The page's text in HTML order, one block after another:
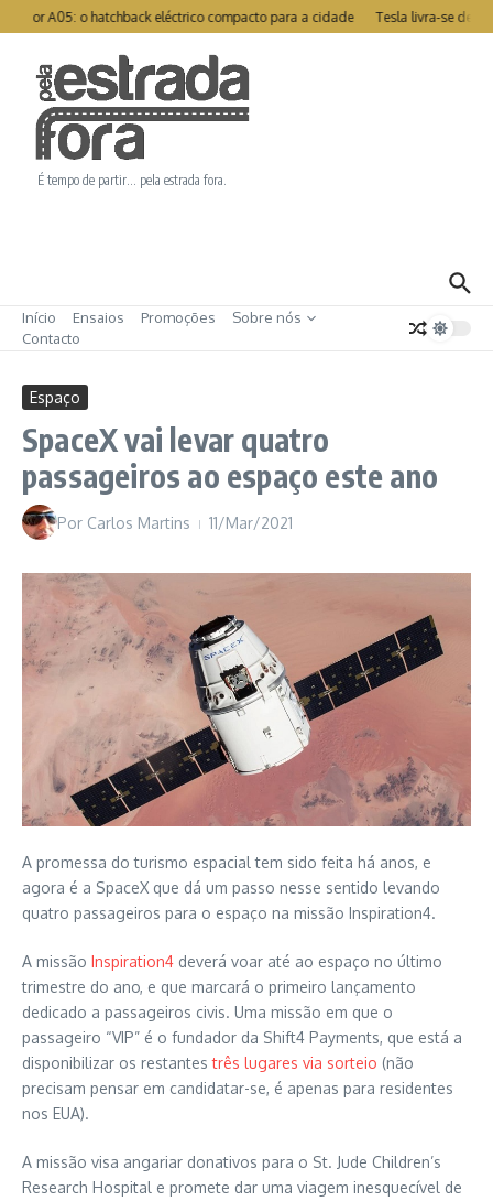
Ir para o conteúdo
A05: o hatchback eléctrico compacto para a cidade Tesla livra-se de
É tempo de partir… pela estrada fora.
Início Ensaios Promoções
Sobre nós
Contacto
Espaço
SpaceX vai levar quatro
passageiros ao espaço este ano
Por Carlos Martins 11/Mar/2021
A promessa do turismo espacial tem sido feita há anos, e
agora é a SpaceX que dá um passo nesse sentido levando
quatro passageiros para o espaço na missão Inspiration4.
A missão Inspiration4 deverá voar até ao espaço no último
trimestre do ano, e que marcará o primeiro lançamento
dedicado a passageiros civis. Uma missão em que o
passageiro “VIP” é o fundador da Shift4 Payments, que está a
disponibilizar os restantestrês lugares via sorteio (não
precisam pensar em candidatar-se, é apenas para residentes
nos EUA).
A missão visa angariar donativos para o St. Jude Children’s
Research Hospital e promete dar uma viagem inesquecível de